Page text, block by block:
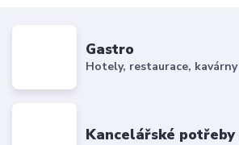
Gastro
Hotely, restaurace, kavárny
Kancelářské potřeby